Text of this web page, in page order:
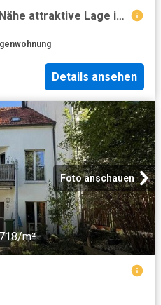
Wohnen mit Komfort und Nähe attraktive Lage in Dietikon
Details ansehen
Foto anschauen
m²